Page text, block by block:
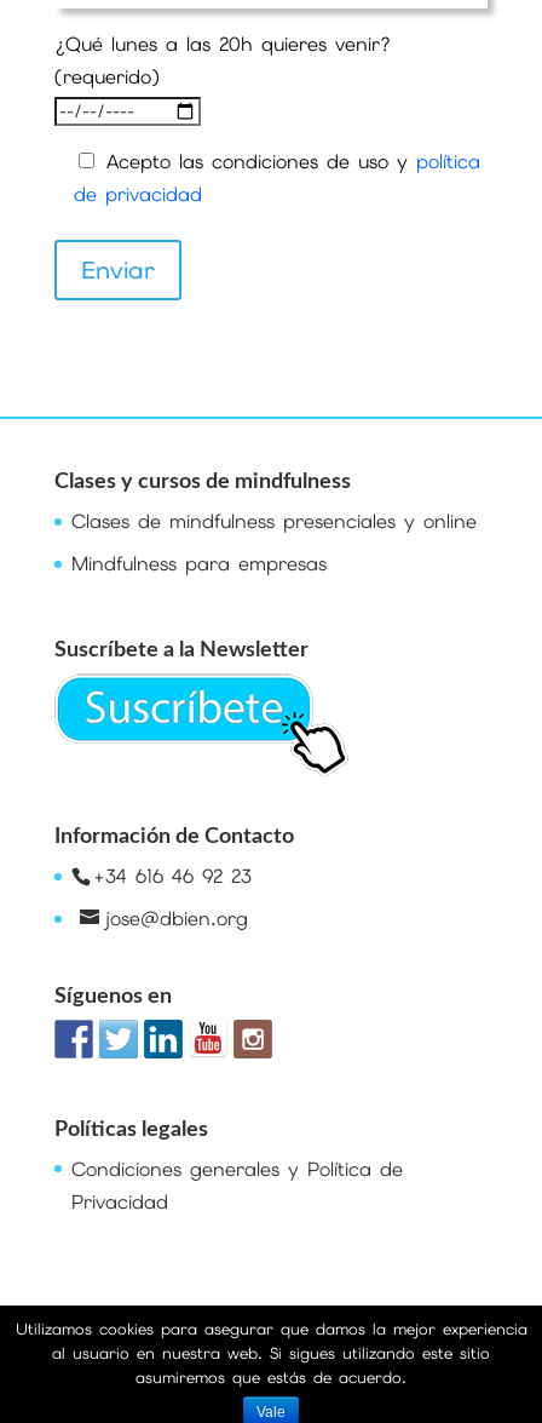
¿Qué lunes a las 20h quieres venir?
(requerido)
Acepto las condiciones de uso y política
de privacidad
Clases y cursos de mindfulness
Clases de mindfulness presenciales y online
Mindfulness para empresas
Suscríbete a la Newsletter
Información de Contacto
+34 616 46 92 23
jose@dbien.org
Síguenos en
Políticas legales
Condiciones generales y Política de
Privacidad
© dbien 2026
Utilizamos cookies para asegurar que damos la mejor experiencia
al usuario en nuestra web. Si sigues utilizando este sitio
asumiremos que estás de acuerdo.
Vale